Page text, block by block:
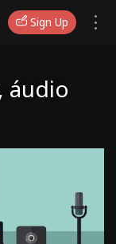
Sign Up
áudio